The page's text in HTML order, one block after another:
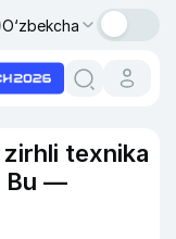
O‘zbekcha
zirhli texnika
Bu —